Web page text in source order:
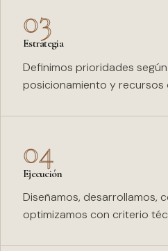
03
Estrategia
Definimos prioridades
posicionamiento y recursos
04
Ejecución
Diseñamos, desarrollamos,
optimizamos con criterio